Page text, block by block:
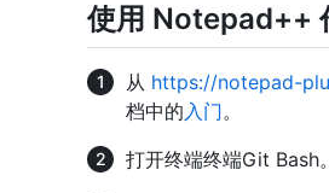
使用 Notepad++
从 https://notepad-
档中的 入门。
打开终端终端Git Bash。